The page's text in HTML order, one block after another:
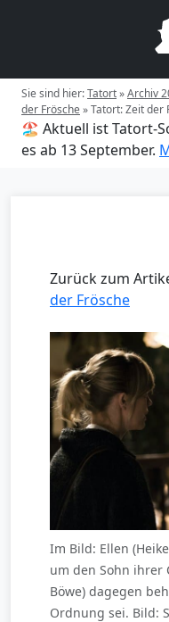
Sie sind hier:Tatort»Archiv
der Frösche»Tatort: Zeit der
🏖️ Aktuell ist Tatort-
es ab 13 September.
Zurück zum
der Frösche
Im Bild: Ellen
um den Sohn ihrer
Böwe) dagegen
Ordnung sei. Bild: